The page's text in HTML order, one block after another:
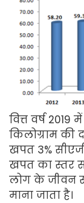
वित्त वर्ष
किलोग्राम की
खपत 3%
खपत का स्तर
लोग के जीवन
माना जाता है।